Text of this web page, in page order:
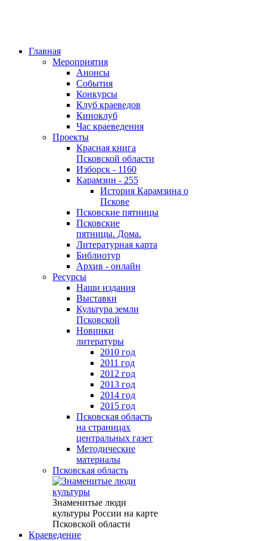
Главная
Мероприятия
Анонсы
События
Конкурсы
Клуб краеведов
Киноклуб
Час краеведения
Проекты
Красная книга
Псковской области
Изборск - 1160
Карамзин - 255
История Карамзина о
Пскове
Псковские пятницы
Псковские
пятницы. Дома.
Литературная карта
Библиотур
Архив - онлайн
Ресурсы
Наши издания
Выставки
Культура земли
Псковской
Новинки
литературы
2010 год
2011 год
2012 год
2013 год
2014 год
2015 год
Псковская область
на страницах
центральных газет
Методические
материалы
Псковская область
Знаменитые люди
культуры России на карте
Псковской области
Краеведение